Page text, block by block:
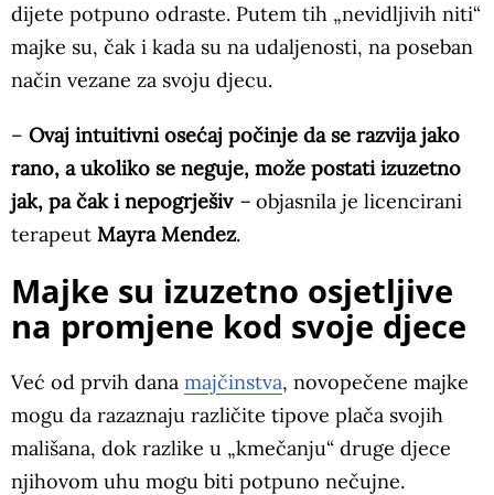
dijete potpuno odraste. Putem tih „nevidljivih niti“
majke su, čak i kada su na udaljenosti, na poseban
način vezane za svoju djecu.
– Ovaj intuitivni osećaj počinje da se razvija jako
rano, a ukoliko se neguje, može postati izuzetno
jak, pa čak i nepogrješiv – objasnila je licencirani
terapeut Mayra Mendez.
Majke su izuzetno osjetljive
na promjene kod svoje djece
Već od prvih dana majčinstva, novopečene majke
mogu da razaznaju različite tipove plača svojih
mališana, dok razlike u „kmečanju“ druge djece
njihovom uhu mogu biti potpuno nečujne.